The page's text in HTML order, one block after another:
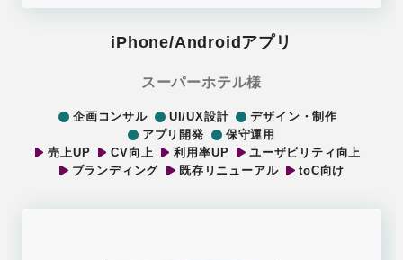
iPhone/Androidアプリ
スーパーホテル様
企画コンサル UI/UX設計
デザイン・制作
アプリ開発
保守運用
売上UP
CV向上 利用率UP
ユーザビリティ向上
ブランディング
既存リニューアル toC向け